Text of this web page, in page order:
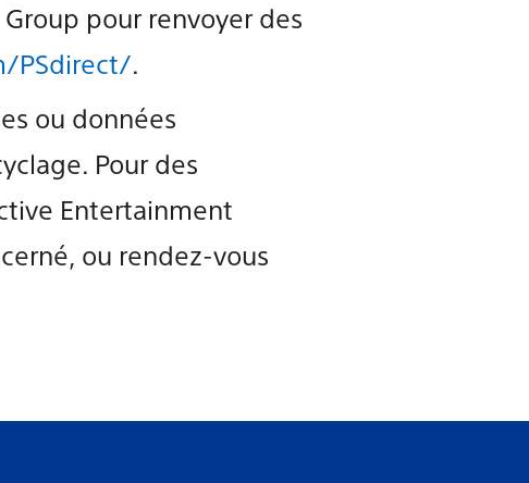
pour renvoyer des
PSdirect/.
ou données
Pour des
Entertainment
ou rendez-vous